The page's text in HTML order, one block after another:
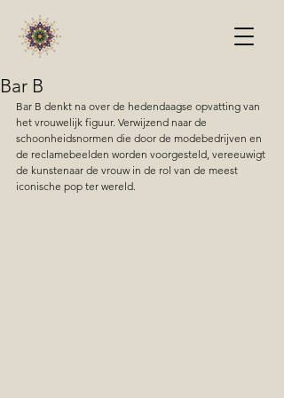
Bar B
Bar B denkt na over de hedendaagse opvatting van
het vrouwelijk figuur. Verwijzend naar de
schoonheidsnormen die door de modebedrijven en
de reclamebeelden worden voorgesteld, vereeuwigt
de kunstenaar de vrouw in de rol van de meest
iconische pop ter wereld.